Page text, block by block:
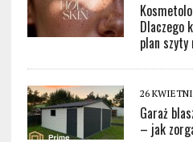
Dlaczego
plan
26
Garaż
– jak